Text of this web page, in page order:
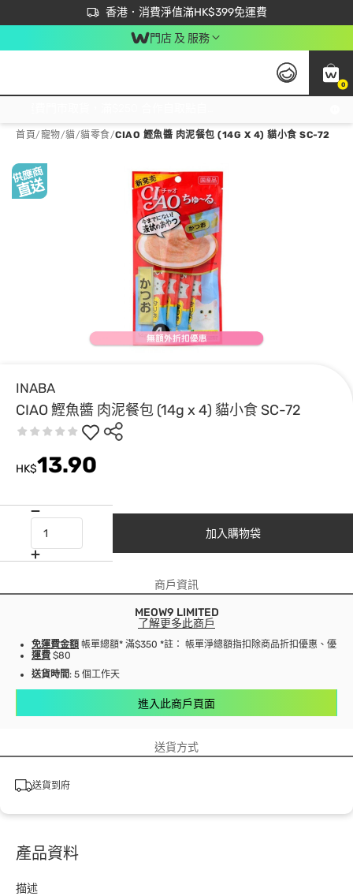
香港．消費淨值滿HK$399免運費
立即成為易賞錢會員盡享獨家優惠
首次APP下單買滿$450 輸入 NEWAPP 即減$50
門店 及 服務
0
首頁/寵物/貓/貓零食/CIAO 鰹魚醬 肉泥餐包 (14G X 4) 貓小食 SC-72
INABA
CIAO 鰹魚醬 肉泥餐包 (14g x 4) 貓小食 SC-72
HK$13.90
加入購物袋
商戶資訊
MEOW9 LIMITED
了解更多此商戶
免運費金額 帳單總額* 滿$350 *註： 帳單淨總額指扣除商品折扣優惠、優惠
運費 $80
送貨時間: 5 個工作天
進入此商戶頁面
送貨方式
送貨到府
產品資料
描述